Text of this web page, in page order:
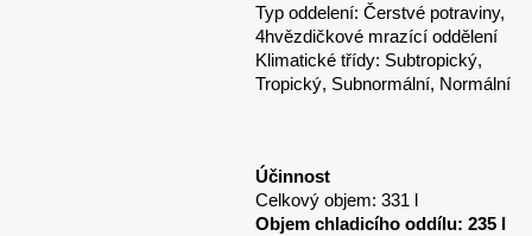
Typ oddelení: Čerstvé potraviny,
4hvězdičkové mrazící oddělení
Klimatické třídy: Subtropický,
Tropický, Subnormální, Normální
Účinnost
Celkový objem: 331 l
Objem chladicího oddílu: 235 l